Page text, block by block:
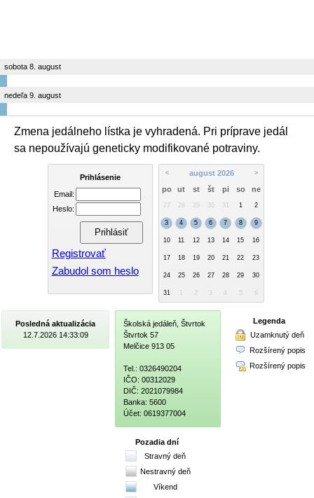
sobota 8. august
nedeľa 9. august
Zmena jedálneho lístka je vyhradená. Pri príprave jedál
sa nepoužívajú geneticky modifikované potraviny.
Prihlásenie
Email:
Heslo:
Registrovať
Zabudol som heslo
< august 2026 >
po ut st št pi so ne
27 28 29 30 31 1 2
3 4 5 6 7 8 9
10 11 12 13 14 15 16
17 18 19 20 21 22 23
24 25 26 27 28 29 30
31 2 3 4 5 6
Posledná aktualizácia
12.7.2026 14:33:09
Školská jedáleň, Štvrtok
Štvrtok 57
Melčice 913 05
Tel.: 0326490204
IČO: 00312029
DIČ: 2021079984
Banka: 5600
Účet: 0619377004
Legenda
Uzamknutý deň
Rozšírený popis
Rozšírený popis
Pozadia dní
Stravný deň
Nestravný deň
Víkend